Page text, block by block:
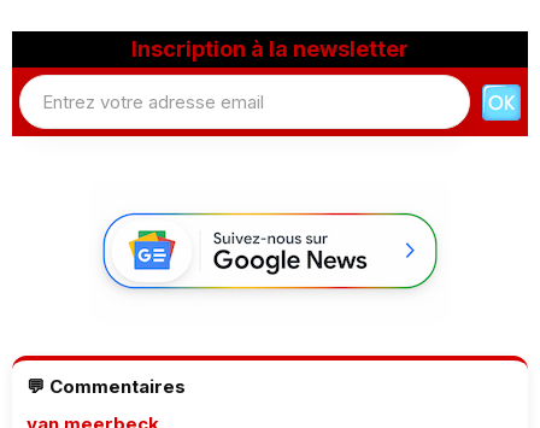
Inscription à la newsletter
💬 Commentaires